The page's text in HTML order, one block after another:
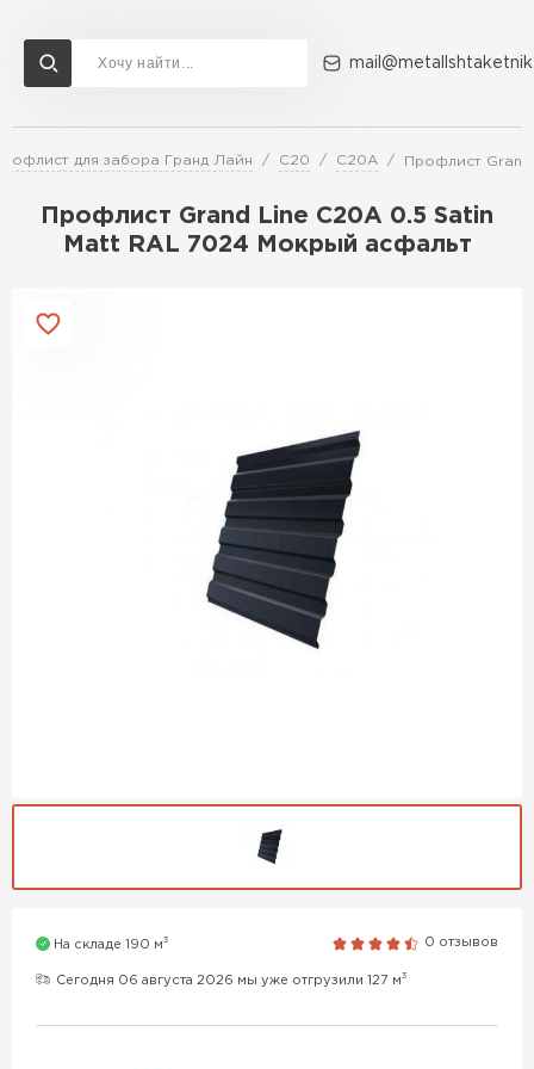
для забора Гранд Лайн C20 C20A Профлист
Профлист Grand Line C20A 0.5 Satin
Matt RAL 7024 Мокрый асфальт
На складе 190 м3 0 отзывов
Сегодня 06 августа 2026 мы уже отгрузили 127 м3
Доставка и оплата Акции О компании Контакты
Перейти в каталог